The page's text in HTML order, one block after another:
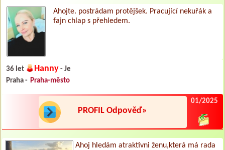
Ahojte. postrádam protějšek. Pracující nekuřák a
fajn chlap s přehledem.
36 let Hanny - Je
Praha - Praha-město
PROFIL Odpověď»
01/2025
Ahoj hledám atraktivni ženu,která má rada